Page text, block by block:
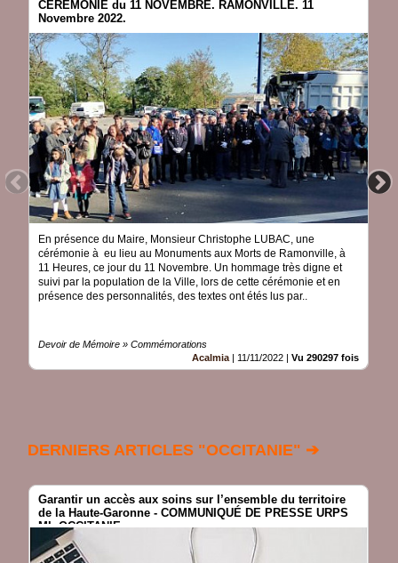
CEREMONIE du 11 NOVEMBRE. RAMONVILLE. 11
Novembre 2022.
En présence du Maire, Monsieur Christophe LUBAC, une
cérémonie à eu lieu au Monuments aux Morts de Ramonville, à
11 Heures, ce jour du 11 Novembre. Un hommage très digne et
suivi par la population de la Ville, lors de cette cérémonie et en
présence des personnalités, des textes ont étés lus par..
Devoir de Mémoire » Commémorations
Acalmia | 11/11/2022 | Vu 290297 fois
DERNIERS ARTICLES "OCCITANIE" ➔
Garantir un accès aux soins sur l’ensemble du territoire
de la Haute-Garonne - COMMUNIQUÉ DE PRESSE URPS
ML OCCITANIE